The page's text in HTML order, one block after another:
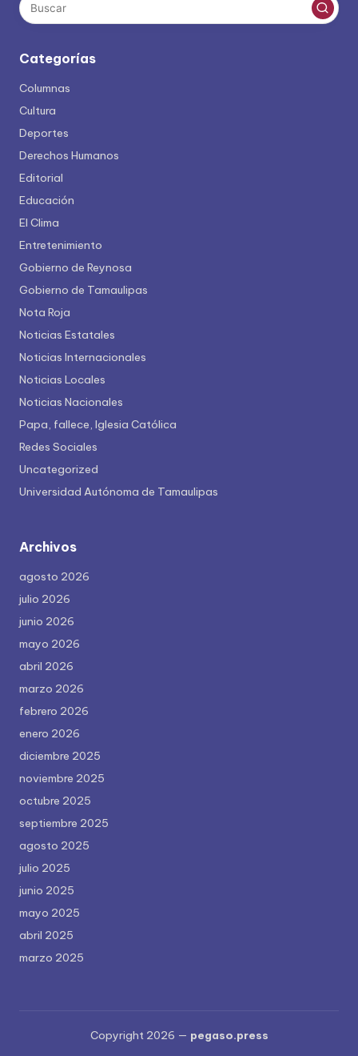
Categorías
Columnas
Cultura
Deportes
Derechos Humanos
Editorial
Educación
El Clima
Entretenimiento
Gobierno de Reynosa
Gobierno de Tamaulipas
Nota Roja
Noticias Estatales
Noticias Internacionales
Noticias Locales
Noticias Nacionales
Papa, fallece, Iglesia Católica
Redes Sociales
Uncategorized
Universidad Autónoma de Tamaulipas
Archivos
agosto 2026
julio 2026
junio 2026
mayo 2026
abril 2026
marzo 2026
febrero 2026
enero 2026
diciembre 2025
noviembre 2025
octubre 2025
septiembre 2025
agosto 2025
julio 2025
junio 2025
mayo 2025
abril 2025
marzo 2025
Copyright 2026 — pegaso.press